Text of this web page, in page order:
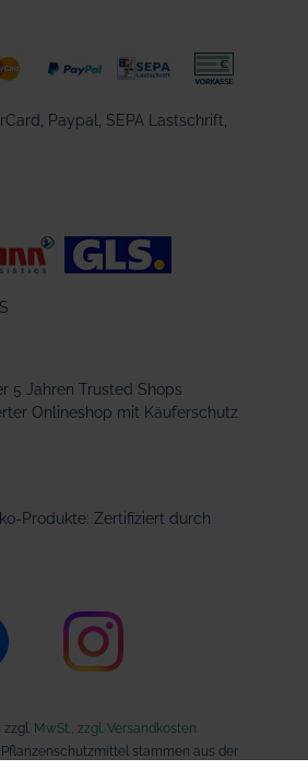
Paypal, SEPA Lastschrift,
5 Jahren Trusted Shops
Onlineshop mit Käuferschutz
Produkte: Zertifiziert durch
zzgl. MwSt., zzgl. Versandkosten
stammen aus der